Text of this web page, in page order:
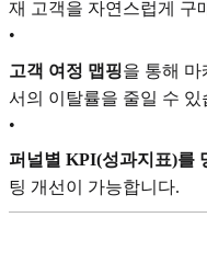
재 고객을 자연스럽게 구
•
고객 여정 맵핑을 통해 마
서의 이탈률을 줄일 수 있
•
퍼널별 KPI(성과지표)를
팅 개선이 가능합니다.